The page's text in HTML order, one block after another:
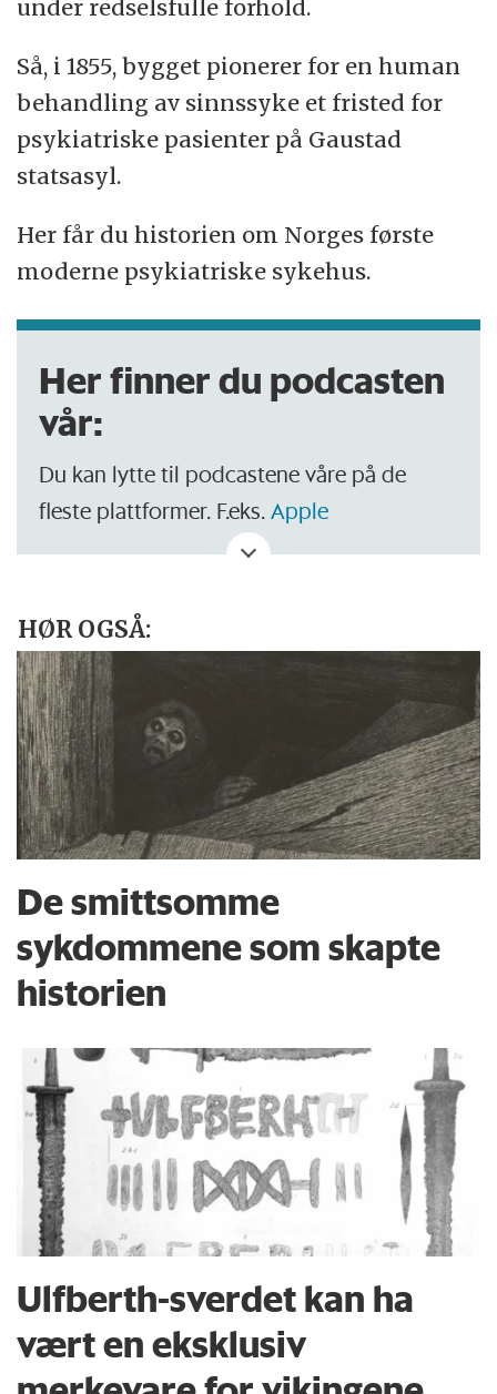
under redselsfulle forhold.
Så, i 1855, bygget pionerer for en human
behandling av sinnssyke et fristed for
psykiatriske pasienter på Gaustad
statsasyl.
Her får du historien om Norges første
moderne psykiatriske sykehus.
Her finner du podcasten
vår:
Du kan lytte til podcastene våre på de
fleste plattformer. F.eks.Apple
Spotify.
HØR OGSÅ:
De smittsomme
sykdommene som skapte
historien
Ulfberth-sverdet kan ha
vært en eksklusiv